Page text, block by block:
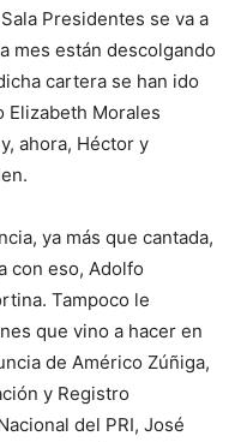
Presidentes se va a
mes están descolgando
cartera se han ido
Morales
ahora, Héctor y
ya más que cantada,
con eso, Adolfo
Tampoco le
que vino a hacer en
de Américo Zúñiga,
y Registro
del PRI, José